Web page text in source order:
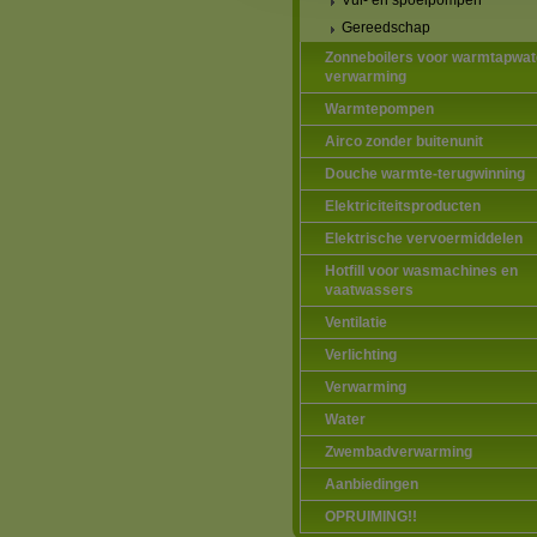
Gereedschap
Zonneboilers voor
verwarming
Warmtepompen
Airco zonder buitenunit
Douche warmte-terugwinning
Elektriciteitsproducten
Elektrische vervoermiddelen
Hotfill voor wasmachines en
vaatwassers
Ventilatie
Verlichting
Verwarming
Water
Zwembadverwarming
Aanbiedingen
OPRUIMING!!